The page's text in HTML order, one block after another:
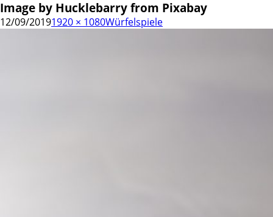
Image by Hucklebarry from Pixabay
12/09/20191920 × 1080Würfelspiele